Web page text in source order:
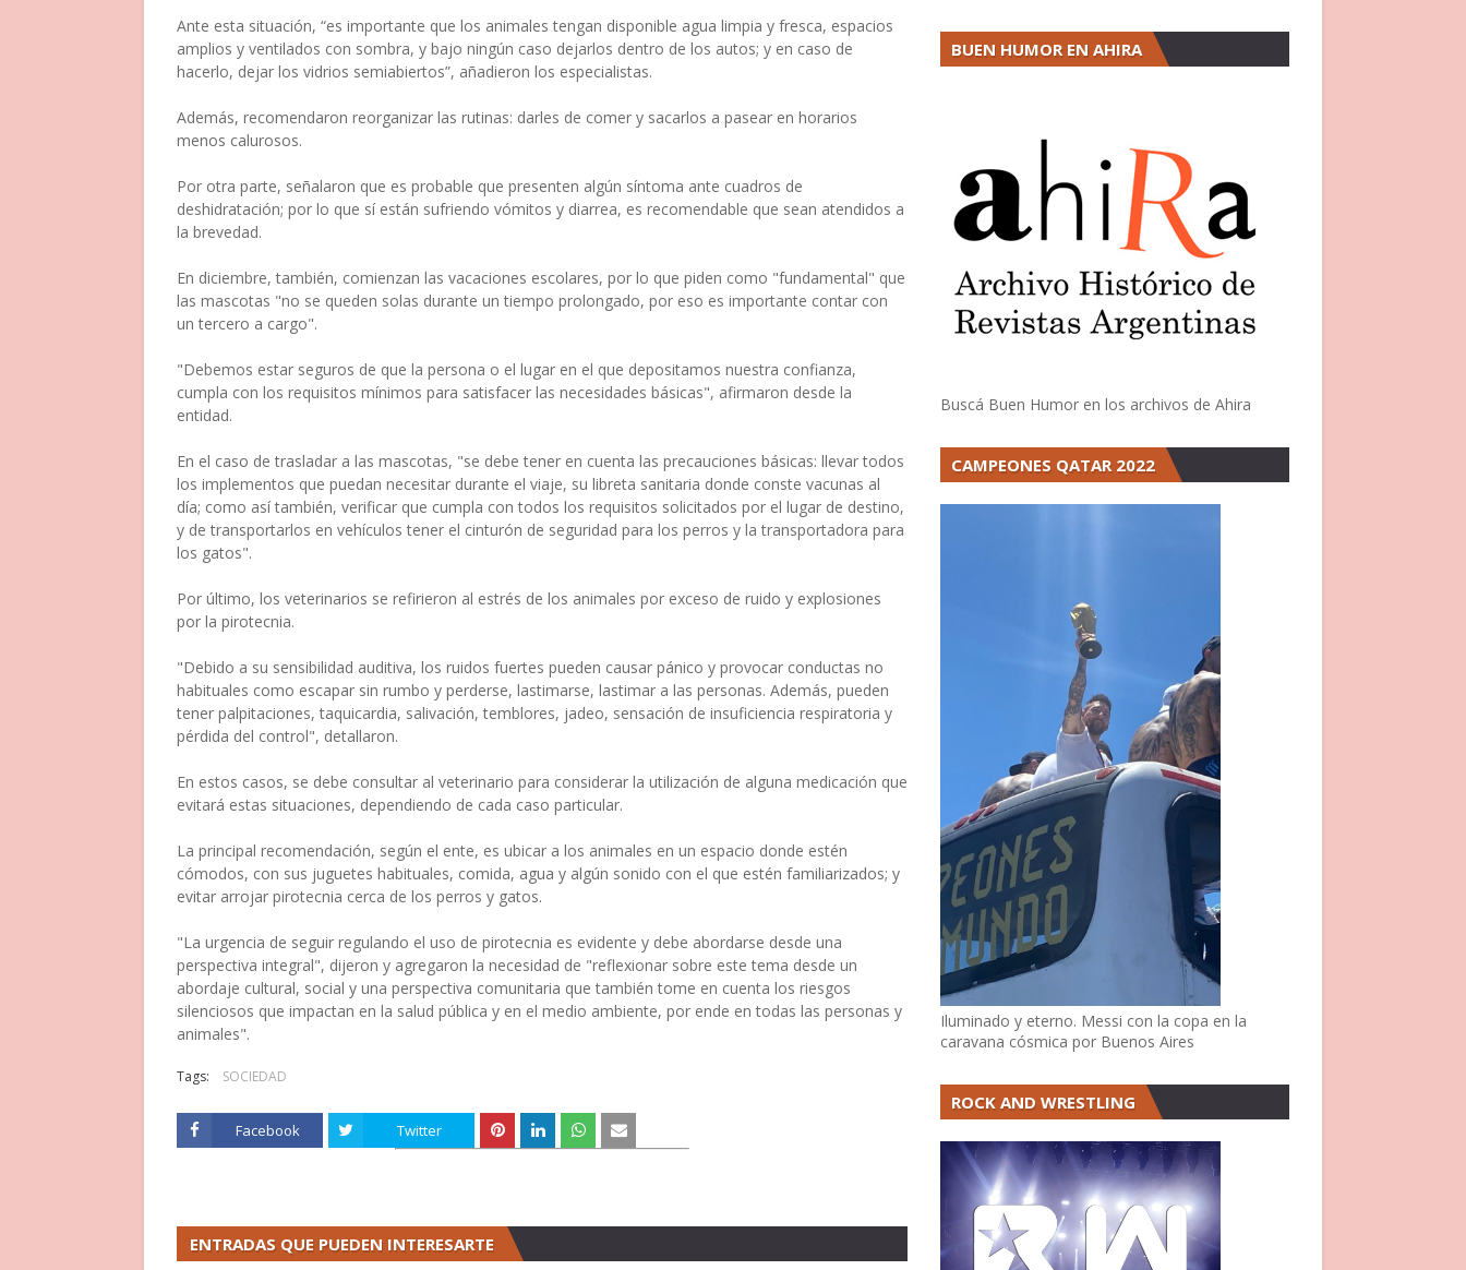
Ante esta situación, “es importante que los animales tengan disponible agua limpia y fresca, espacios
amplios y ventilados con sombra, y bajo ningún caso dejarlos dentro de los autos; y en caso de
hacerlo, dejar los vidrios semiabiertos”, añadieron los especialistas.
Además, recomendaron reorganizar las rutinas: darles de comer y sacarlos a pasear en horarios
menos calurosos.
Por otra parte, señalaron que es probable que presenten algún síntoma ante cuadros de
deshidratación; por lo que sí están sufriendo vómitos y diarrea, es recomendable que sean atendidos a
la brevedad.
En diciembre, también, comienzan las vacaciones escolares, por lo que piden como "fundamental" que
las mascotas "no se queden solas durante un tiempo prolongado, por eso es importante contar con
un tercero a cargo".
"Debemos estar seguros de que la persona o el lugar en el que depositamos nuestra confianza,
cumpla con los requisitos mínimos para satisfacer las necesidades básicas", afirmaron desde la
entidad.
En el caso de trasladar a las mascotas, "se debe tener en cuenta las precauciones básicas: llevar todos
los implementos que puedan necesitar durante el viaje, su libreta sanitaria donde conste vacunas al
día; como así también, verificar que cumpla con todos los requisitos solicitados por el lugar de destino,
y de transportarlos en vehículos tener el cinturón de seguridad para los perros y la transportadora para
los gatos".
Por último, los veterinarios se refirieron al estrés de los animales por exceso de ruido y explosiones
por la pirotecnia.
"Debido a su sensibilidad auditiva, los ruidos fuertes pueden causar pánico y provocar conductas no
habituales como escapar sin rumbo y perderse, lastimarse, lastimar a las personas. Además, pueden
tener palpitaciones, taquicardia, salivación, temblores, jadeo, sensación de insuficiencia respiratoria y
pérdida del control", detallaron.
En estos casos, se debe consultar al veterinario para considerar la utilización de alguna medicación que
evitará estas situaciones, dependiendo de cada caso particular.
La principal recomendación, según el ente, es ubicar a los animales en un espacio donde estén
cómodos, con sus juguetes habituales, comida, agua y algún sonido con el que estén familiarizados; y
evitar arrojar pirotecnia cerca de los perros y gatos.
"La urgencia de seguir regulando el uso de pirotecnia es evidente y debe abordarse desde una
perspectiva integral", dijeron y agregaron la necesidad de "reflexionar sobre este tema desde un
abordaje cultural, social y una perspectiva comunitaria que también tome en cuenta los riesgos
silenciosos que impactan en la salud pública y en el medio ambiente, por ende en todas las personas y
animales".
Tags: SOCIEDAD
Facebook Twitter
ENTRADAS QUE PUEDEN INTERESARTE
BUEN HUMOR EN AHIRA
Buscá Buen Humor en los archivos de Ahira
CAMPEONES QATAR 2022
Iluminado y eterno. Messi con la copa en la
caravana cósmica por Buenos Aires
ROCK AND WRESTLING